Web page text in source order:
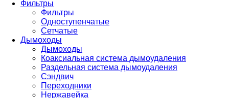
Фильтры
Фильтры
Одноступенчатые
Сетчатые
Дымоходы
Дымоходы
Коаксиальная система дымоудаления
Раздельная система дымоудаления
Сэндвич
Переходники
Нержавейка